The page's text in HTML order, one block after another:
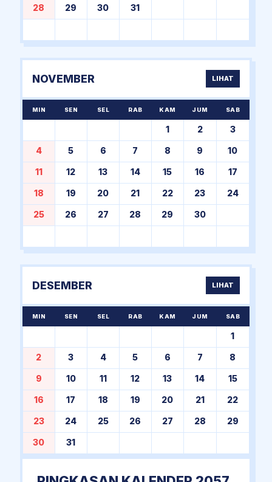
28 29 30 31
NOVEMBER LIHAT
MIN SEN SEL RAB KAM JUM SAB
1 2 3
4 5 6 7 8 9 10
11 12 13 14 15 16 17
18 19 20 21 22 23 24
25 26 27 28 29 30
DESEMBER LIHAT
MIN SEN SEL RAB KAM JUM SAB
1
2 3 4 5 6 7 8
9 10 11 12 13 14 15
16 17 18 19 20 21 22
23 24 25 26 27 28 29
30 31